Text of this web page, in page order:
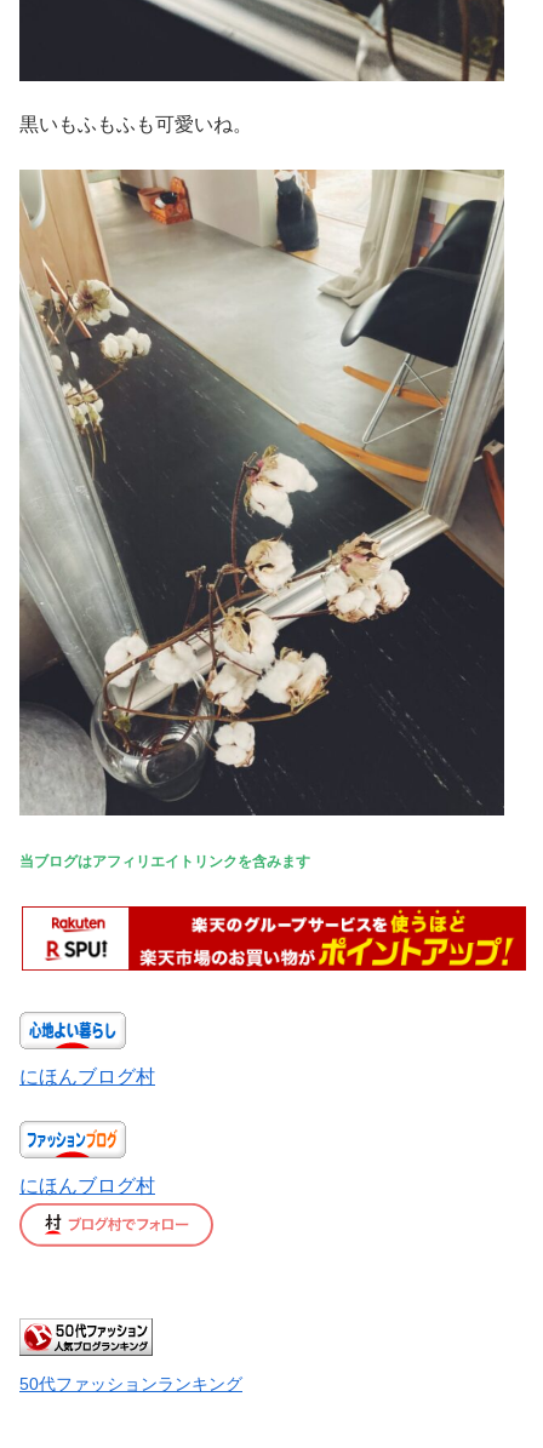
黒いもふもふも可愛いね。
当ブログはアフィリエイトリンクを含みます
にほんブログ村
にほんブログ村
50代ファッションランキング